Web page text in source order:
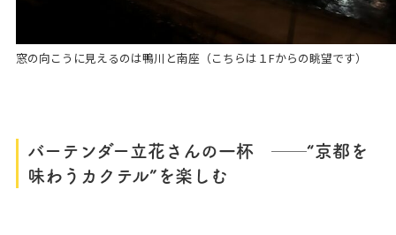
窓の向こうに見えるのは鴨川と南座（こちらは１Fからの眺望です）
バーテンダー立花さんの一杯 ──“京都を
味わうカクテル”を楽しむ